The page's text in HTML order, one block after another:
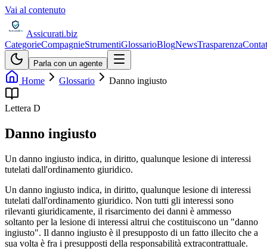
Vai al contenuto
Assicurati.biz
CategorieCompagnieStrumentiGlossarioBlogNewsTrasparenza
Parla con un agente
Home Glossario Danno ingiusto
Lettera D
Danno ingiusto
Un danno ingiusto indica, in diritto, qualunque lesione di interessi
tutelati dall'ordinamento giuridico.
Un danno ingiusto indica, in diritto, qualunque lesione di interessi
tutelati dall'ordinamento giuridico. Non tutti gli interessi sono
rilevanti giuridicamente, il risarcimento dei danni è ammesso
soltanto per la lesione di interessi altrui che costituiscono un "danno
ingiusto". Il danno ingiusto è il presupposto di un fatto illecito che a
sua volta è fra i presupposti della responsabilità extracontrattuale.